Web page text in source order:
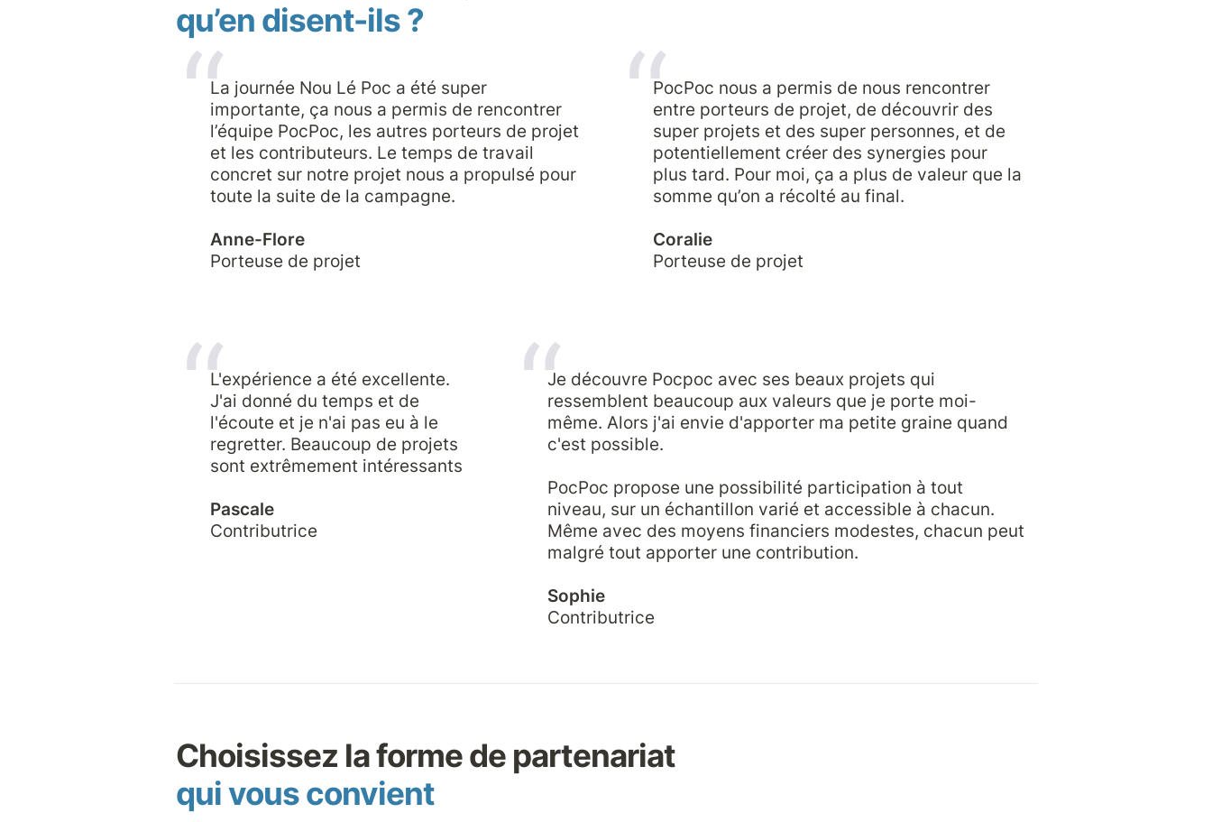
qu’en disent-ils ?
La journée Nou Lé Poc a été super
importante, ça nous a permis de rencontrer
l’équipe PocPoc, les autres porteurs de projet
et les contributeurs. Le temps de travail
concret sur notre projet nous a propulsé pour
toute la suite de la campagne.
Porteuse de projet
PocPoc nous a permis de nous rencontrer
entre porteurs de projet, de découvrir des
super projets et des super personnes, et de
potentiellement créer des synergies pour
plus tard. Pour moi, ça a plus de valeur que la
somme qu’on a récolté au final.
Porteuse de projet
L'expérience a été excellente.
J'ai donné du temps et de
l'écoute et je n'ai pas eu à le
regretter. Beaucoup de projets
sont extrêmement intéressants
Pascale
Contributrice
Je découvre Pocpoc avec ses beaux projets qui
ressemblent beaucoup aux valeurs que je porte moi-
même. Alors j'ai envie d'apporter ma petite graine quand
c'est possible.
PocPoc propose une possibilité participation à tout
niveau, sur un échantillon varié et accessible à chacun.
Même avec des moyens financiers modestes, chacun peut
malgré tout apporter une contribution.
Sophie
Contributrice
qui vous convient